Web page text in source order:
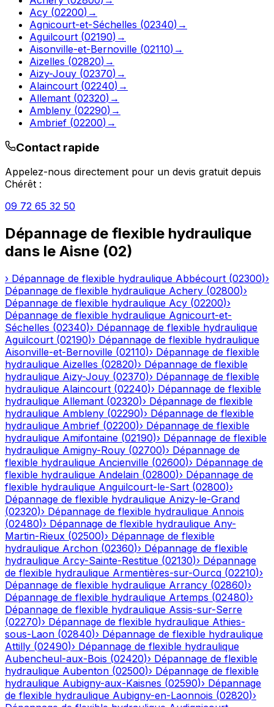
Acy (02200) →
Agnicourt-et-Séchelles (02340) →
Aguilcourt (02190) →
Aisonville-et-Bernoville (02110) →
Aizelles (02820) →
Aizy-Jouy (02370) →
Alaincourt (02240) →
Allemant (02320) →
Ambleny (02290) →
Ambrief (02200) →
Contact rapide
Appelez-nous directement pour un devis gratuit depuis
Chérêt :
09 72 65 32 50
Dépannage de flexible hydraulique
dans le Aisne (02)
› Dépannage de flexible hydraulique Abbécourt (02300)›
Dépannage de flexible hydraulique Achery (02800)›
Dépannage de flexible hydraulique Acy (02200)›
Dépannage de flexible hydraulique Agnicourt-et-
Séchelles (02340)› Dépannage de flexible hydraulique
Aguilcourt (02190)› Dépannage de flexible hydraulique
Aisonville-et-Bernoville (02110)› Dépannage de flexible
hydraulique Aizelles (02820)› Dépannage de flexible
hydraulique Aizy-Jouy (02370)› Dépannage de flexible
hydraulique Alaincourt (02240)› Dépannage de flexible
hydraulique Allemant (02320)› Dépannage de flexible
hydraulique Ambleny (02290)› Dépannage de flexible
hydraulique Ambrief (02200)› Dépannage de flexible
hydraulique Amifontaine (02190)› Dépannage de flexible
hydraulique Amigny-Rouy (02700)› Dépannage de
flexible hydraulique Ancienville (02600)› Dépannage de
flexible hydraulique Andelain (02800)› Dépannage de
flexible hydraulique Anguilcourt-le-Sart (02800)›
Dépannage de flexible hydraulique Anizy-le-Grand
(02320)› Dépannage de flexible hydraulique Annois
(02480)› Dépannage de flexible hydraulique Any-
Martin-Rieux (02500)› Dépannage de flexible
hydraulique Archon (02360)› Dépannage de flexible
hydraulique Arcy-Sainte-Restitue (02130)› Dépannage
de flexible hydraulique Armentières-sur-Ourcq (02210)›
Dépannage de flexible hydraulique Arrancy (02860)›
Dépannage de flexible hydraulique Artemps (02480)›
Dépannage de flexible hydraulique Assis-sur-Serre
(02270)› Dépannage de flexible hydraulique Athies-
sous-Laon (02840)› Dépannage de flexible hydraulique
Attilly (02490)› Dépannage de flexible hydraulique
Aubencheul-aux-Bois (02420)› Dépannage de flexible
hydraulique Aubenton (02500)› Dépannage de flexible
hydraulique Aubigny-aux-Kaisnes (02590)› Dépannage
de flexible hydraulique Aubigny-en-Laonnois (02820)›